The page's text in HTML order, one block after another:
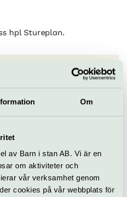
Om
av Barn i stan AB. Vi är en
om aktiviteter och
vår verksamhet genom
cookies på vår webbplats för
hpl Stureplan.
– Carl